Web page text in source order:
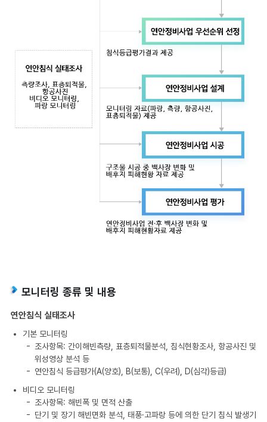
모니터링 종류 및 내용
연안침식 실태조사
기본 모니터링
조사항목: 간이해빈측량, 표층퇴적물분석, 침식현황조사, 항공사진 및
위성영상 분석 등
연안침식 등급평가(A(양호), B(보통), C(우려), D(심각)등급)
비디오 모니터링
조사항목: 해빈폭 및 면적 산출
단기 및 장기 해빈면화 분석, 태풍·고파랑 등에 의한 단기 침식 발생기